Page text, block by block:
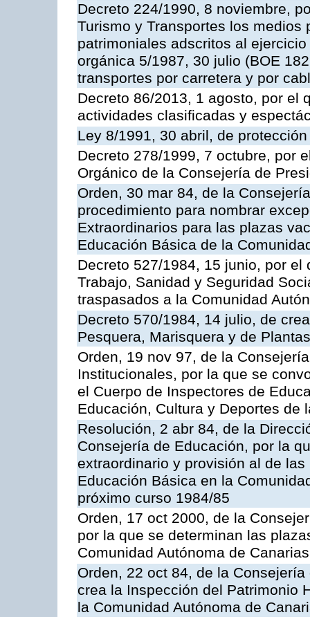
Decreto 224/1990, 8 noviembre,
Turismo y Transportes los
patrimoniales adscritos al
orgánica 5/1987, 30 julio (BOE
transportes por carretera y por
Decreto 86/2013, 1 agosto, por el
actividades clasificadas y
Ley 8/1991, 30 abril, de
Decreto 278/1999, 7 octubre, por
Orgánico de la Consejería de
Orden, 30 mar 84, de la
procedimiento para nombrar
Extraordinarios para las plazas
Educación Básica de la
Decreto 527/1984, 15 junio, por
Trabajo, Sanidad y Seguridad
traspasados a la Comunidad
Decreto 570/1984, 14 julio, de
Pesquera, Marisquera y de
Orden, 19 nov 97, de la
Institucionales, por la que se
el Cuerpo de Inspectores de
Educación, Cultura y Deportes de
Resolución, 2 abr 84, de la
Consejería de Educación, por la
extraordinario y provisión al de
Educación Básica en la
próximo curso 1984/85
Orden, 17 oct 2000, de la
por la que se determinan las
Comunidad Autónoma de Canarias
Orden, 22 oct 84, de la
crea la Inspección del Patrimonio
la Comunidad Autónoma de